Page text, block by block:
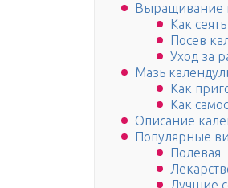
Выращивание
Как
Посев
Уход за
Мазь
Как
Как
Описание
Популярные
Полевая
Лучшие